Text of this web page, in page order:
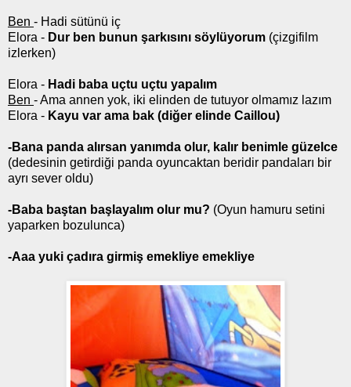
Ben - Hadi sütünü iç
Elora - Dur ben bunun şarkısını söylüyorum (çizgifilm
izlerken)
Elora - Hadi baba uçtu uçtu yapalım
Ben - Ama annen yok, iki elinden de tutuyor olmamız lazım
Elora - Kayu var ama bak (diğer elinde Caillou)
-Bana panda alırsan yanımda olur, kalır benimle güzelce
(dedesinin getirdiği panda oyuncaktan beridir pandaları bir
ayrı sever oldu)
-Baba baştan başlayalım olur mu? (Oyun hamuru setini
yaparken bozulunca)
-Aaa yuki çadıra girmiş emekliye emekliye